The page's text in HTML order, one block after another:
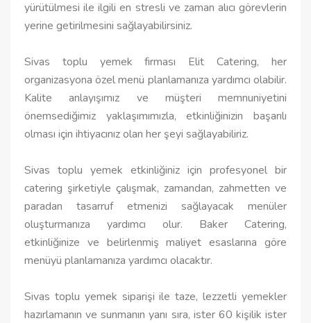
yürütülmesi ile ilgili en stresli ve zaman alıcı görevlerin
yerine getirilmesini sağlayabilirsiniz.
Sivas toplu yemek firması Elit Catering, her
organizasyona özel menü planlamanıza yardımcı olabilir.
Kalite anlayışımız ve müşteri memnuniyetini
önemsediğimiz yaklaşımımızla, etkinliğinizin başarılı
olması için ihtiyacınız olan her şeyi sağlayabiliriz.
Sivas toplu yemek etkinliğiniz için profesyonel bir
catering şirketiyle çalışmak, zamandan, zahmetten ve
paradan tasarruf etmenizi sağlayacak menüler
oluşturmanıza yardımcı olur. Baker Catering,
etkinliğinize ve belirlenmiş maliyet esaslarına göre
menüyü planlamanıza yardımcı olacaktır.
Sivas toplu yemek siparişi ile taze, lezzetli yemekler
hazırlamanın ve sunmanın yanı sıra, ister 60 kişilik ister